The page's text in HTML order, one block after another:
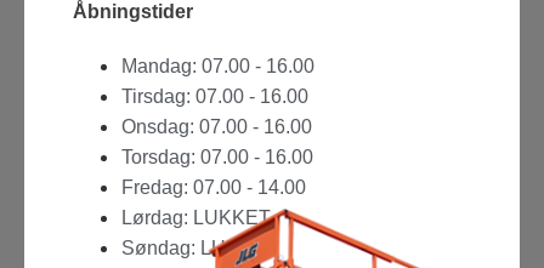
Åbningstider
Mandag: 07.00 - 16.00
Tirsdag: 07.00 - 16.00
Onsdag: 07.00 - 16.00
Torsdag: 07.00 - 16.00
Fredag: 07.00 - 14.00
Lørdag: LUKKET
Søndag: LUKKET